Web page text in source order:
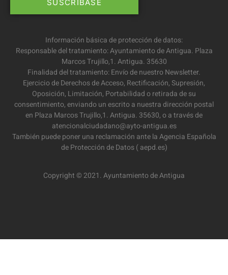
Información básica de protección de datos:
Responsable del tratamiento: Ayuntamiento de Antigua. Plaza
Marcos Trujillo,1. Antigua. 35630
Finalidad del tratamiento: Envío de nuestro Newsletter.
Ejercicio de Derechos de Acceso, Rectificación, Supresión,
Oposición, Limitación, Portabilidad o retirada de su
consentimiento, enviando un escrito a nuestra dirección postal
en Plaza Marcos Trujillo,1. Antigua. 35630, o a través de
atencionalciudadano@ayto-antigua.es
También puede poner una reclamación ante la Agencia Española
de Protección de Datos ( aepd.es)
Copyright © 2021. Ayuntamiento de Antigua